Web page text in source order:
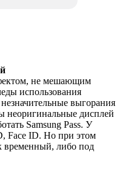
не мешающим
использования
выгорания
неоригинальные дисплей
Samsung Pass. У
Face ID. Но при этом
временный, либо под